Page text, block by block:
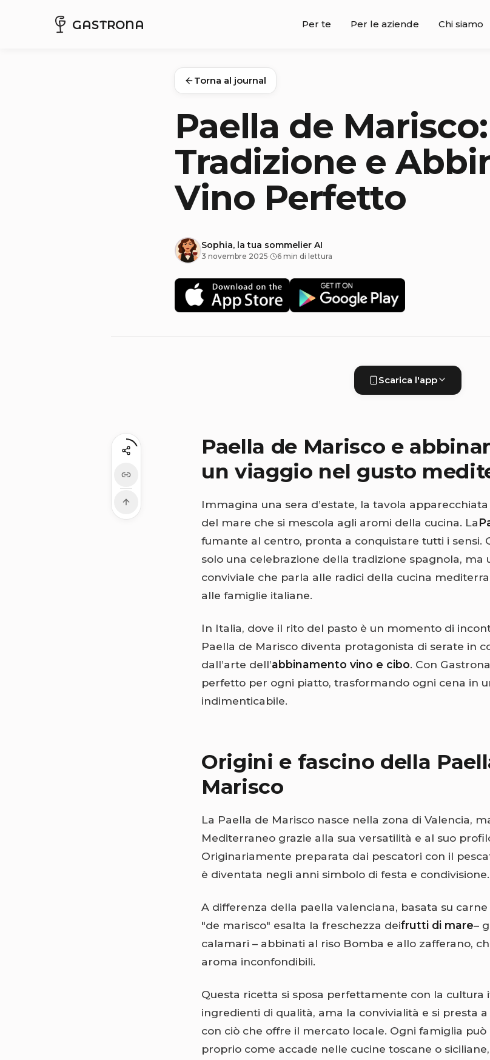
GASTRONA Per te Per le aziende Chi siamo
Torna al journal
Paella de
Tradizione e
Vino Perfetto
Sophia, la tua sommelier AI
3 novembre 2025· 6 min di lettura
Scarica l'app
Paella de Marisco e
un viaggio nel gusto
Immagina una sera d’estate, la tavola
del mare che si mescola agli aromi della cucina. La
fumante al centro, pronta a conquistare tutti i sensi.
solo una celebrazione della tradizione spagnola, ma
conviviale che parla alle radici della cucina
alle famiglie italiane.
In Italia, dove il rito del pasto è un momento di
Paella de Marisco diventa protagonista di serate in
dall’arte dell’abbinamento vino e cibo. Con
perfetto per ogni piatto, trasformando ogni cena in
indimenticabile.
Origini e fascino della
Marisco
La Paella de Marisco nasce nella zona di Valencia,
Mediterraneo grazie alla sua versatilità e al suo
Originariamente preparata dai pescatori con il
è diventata negli anni simbolo di festa e condivisione.
A differenza della paella valenciana, basata su
"de marisco" esalta la freschezza deifrutti di mare–
calamari – abbinati al riso Bomba e allo zafferano,
aroma inconfondibili.
Questa ricetta si sposa perfettamente con la cultura
ingredienti di qualità, ama la convivialità e si presta
con ciò che offre il mercato locale. Ogni famiglia
proprio come accade nelle cucine toscane o